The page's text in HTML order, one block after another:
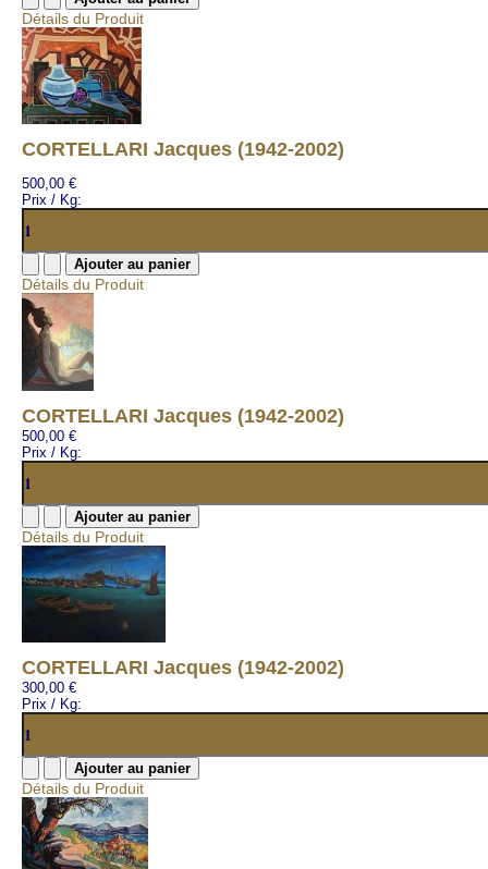
Détails du Produit
CORTELLARI Jacques (1942-2002)
500,00 €
Prix / Kg:
Détails du Produit
CORTELLARI Jacques (1942-2002)
500,00 €
Prix / Kg:
Détails du Produit
CORTELLARI Jacques (1942-2002)
300,00 €
Prix / Kg:
Détails du Produit